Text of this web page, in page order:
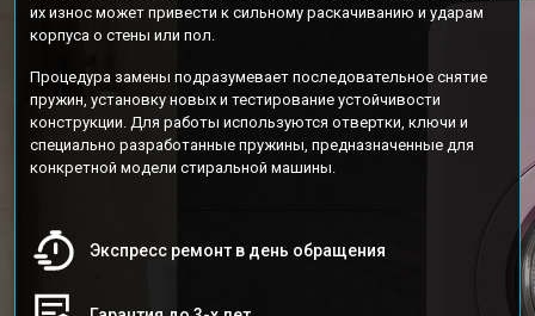
их износ может привести к сильному раскачиванию и ударам
корпуса о стены или пол.
Процедура замены подразумевает последовательное снятие
пружин, установку новых и тестирование устойчивости
конструкции. Для работы используются отвертки, ключи и
специально разработанные пружины, предназначенные для
конкретной модели стиральной машины.
Экспресс ремонт в день обращения